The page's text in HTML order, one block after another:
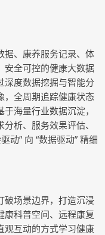
据、康养服务记录、体
安全可控的健康大数据
深度数据挖掘与智能分
，全周期追踪健康状态
海量行业数据沉淀，
析、服务效果评估、
动” 向 “数据驱动” 精细
破场景边界，打造沉浸
康科普空间、远程康复
观互动的方式学习健康